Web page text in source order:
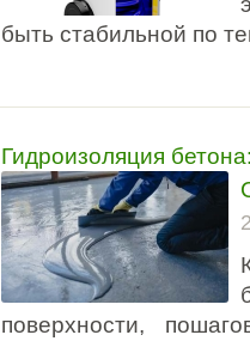
быть стабильной по
Гидроизоляция
поверхности,